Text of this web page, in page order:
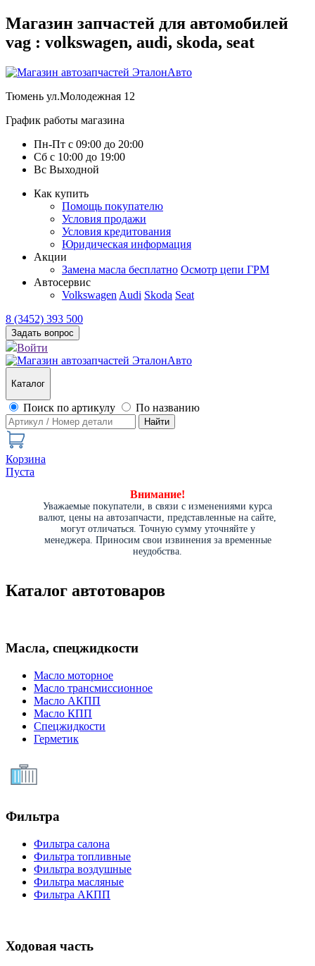
Магазин запчастей для автомобилей
vag : volkswagen, audi, skoda, seat
Тюмень ул.Молодежная 12
График работы магазина
Пн-Пт с 09:00 до 20:00
Сб с 10:00 до 19:00
Вс Выходной
Как купить
Помощь покупателю
Условия продажи
Условия кредитования
Юридическая информация
Акции
Замена масла бесплатно Осмотр цепи ГРМ
Автосервис
Volkswagen Audi Skoda Seat
8 (3452) 393 500
Задать вопрос
Войти
Каталог
Поиск по артикулу По названию
Найти
Корзина
Пуста
Внимание!
Уважаемые покупатели, в связи с изменениями курса
валют, цены на автозапчасти, представленные на сайте,
могут отличаться. Точную сумму уточняйте у
менеджера. Приносим свои извинения за временные
неудобства.
Каталог автотоваров
Масла, спецжидкости
Масло моторное
Масло трансмиссионное
Масло АКПП
Масло КПП
Спецжидкости
Герметик
Фильтра
Фильтра салона
Фильтра топливные
Фильтра воздушные
Фильтра масляные
Фильтра АКПП
Ходовая часть